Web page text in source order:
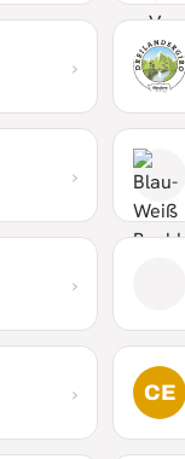
›
›
›
› CE